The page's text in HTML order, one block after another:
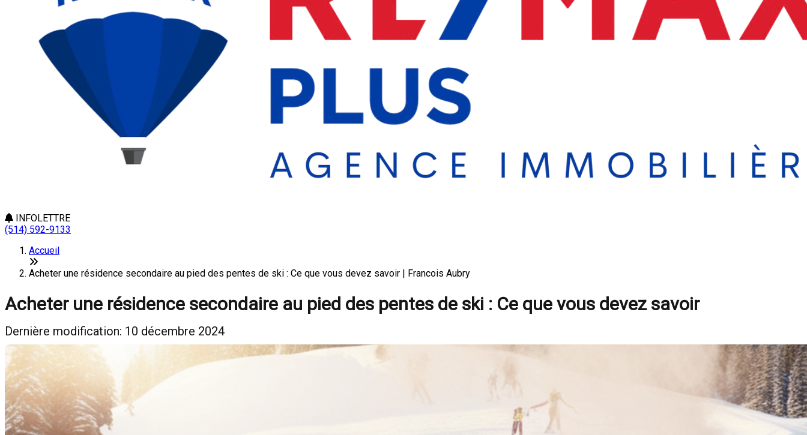
INFOLETTRE
(514) 592-9133
Accueil
Acheter une résidence secondaire au pied des pentes de ski : Ce que vous devez savoir | Francois Aubry
Acheter une résidence secondaire au pied des pentes de ski : Ce que vous devez savoir
Dernière modification: 10 décembre 2024